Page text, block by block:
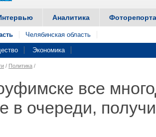
Аналитика
Челябинская область
Экономика
/ Политика /
все
в очереди,